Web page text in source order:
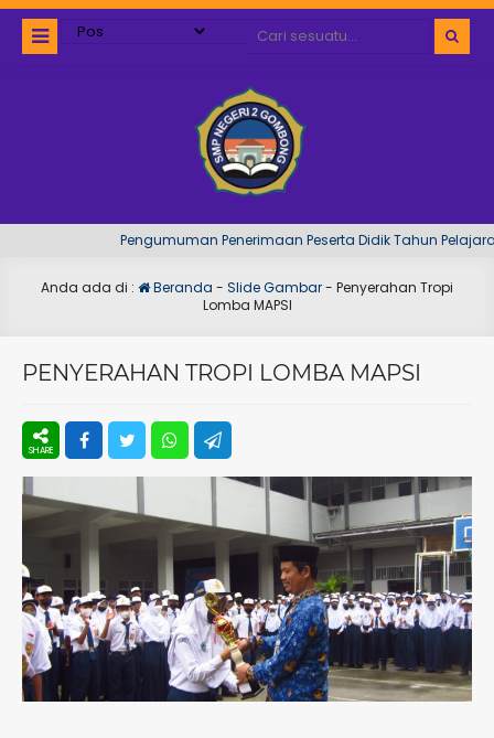
Pengumuman Penerimaan Peserta Didik Tahun
Anda ada di : Beranda - Slide Gambar- Penyerahan Tropi
Lomba MAPSI
PENYERAHAN TROPI LOMBA MAPSI